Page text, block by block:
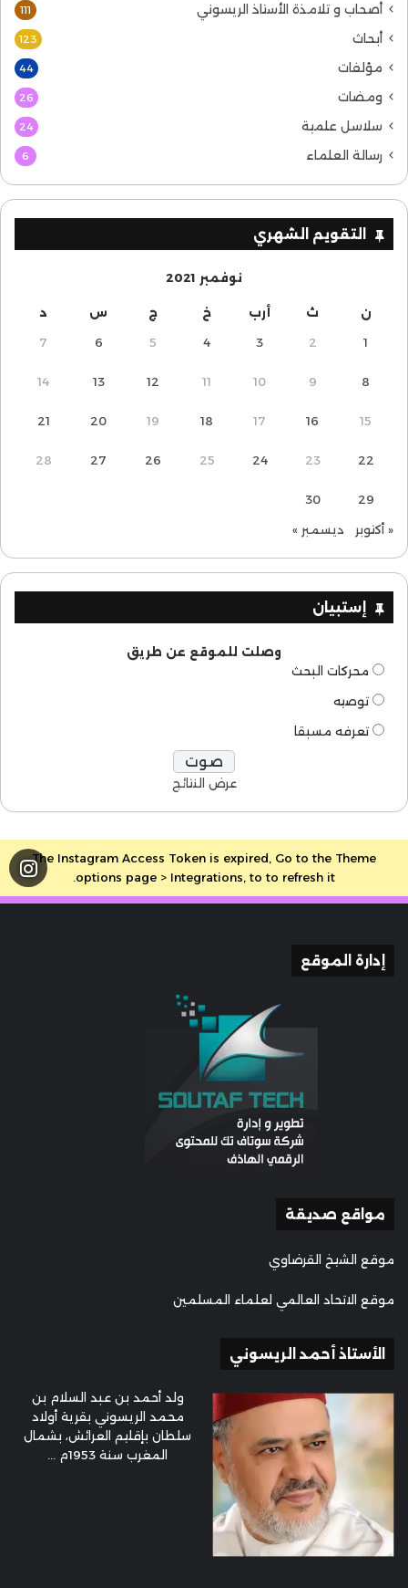
أصحاب و تلامذة الأستاذ الريسوني 111
أبحاث 123
مؤلفات 44
ومضات 26
سلاسل علمية 24
رسالة العلماء 6
التقويم الشهري
نوفمبر 2021
ن ث أرب خ ج س د
1
2
3
4
5
6
7
8
9
10
11
12
13
14
15
16
17
18
19
20
21
22
23
24
25
26
27
28
29
30
« أكتوبر ديسمبر »
إستبيان
وصلت للموقع عن طريق
محركات البحث
توصيه
تعرفه مسبقا
عرض النتائج
The Instagram Access Token is expired, Go to the Theme
options page > Integrations, to to refresh it.
إدارة الموقع
مواقع صديقة
موقع الشيخ القرضاوي
موقع الاتحاد العالمي لعلماء المسلمين
الأستاذ أحمد الريسوني
ولد أحمد بن عبد السلام بن
محمد الريسوني بقرية أولاد
سلطان بإقليم العرائش، بشمال
المغرب سنة 1953م ...